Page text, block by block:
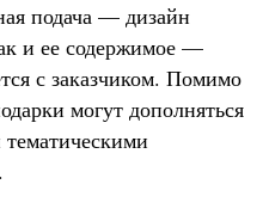
подача — дизайн
и ее содержимое —
с заказчиком. Помимо
могут дополняться